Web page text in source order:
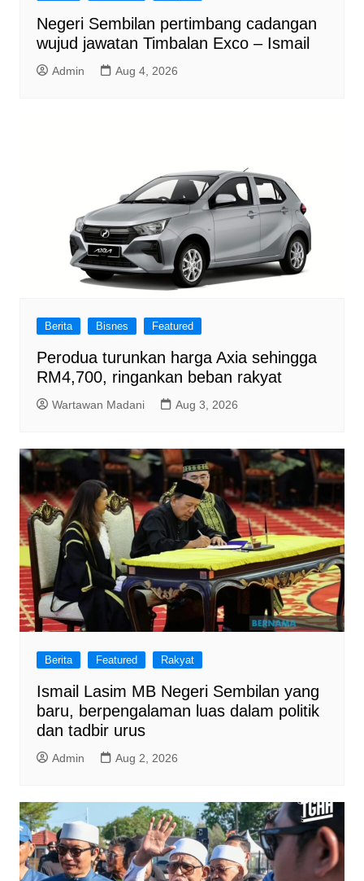
Negeri Sembilan pertimbang cadangan
wujud jawatan Timbalan Exco – Ismail
Admin Aug 4, 2026
Berita Bisnes Featured
Perodua turunkan harga Axia sehingga
RM4,700, ringankan beban rakyat
Wartawan Madani Aug 3, 2026
Berita Featured Rakyat
Ismail Lasim MB Negeri Sembilan yang
baru, berpengalaman luas dalam politik
dan tadbir urus
Admin Aug 2, 2026